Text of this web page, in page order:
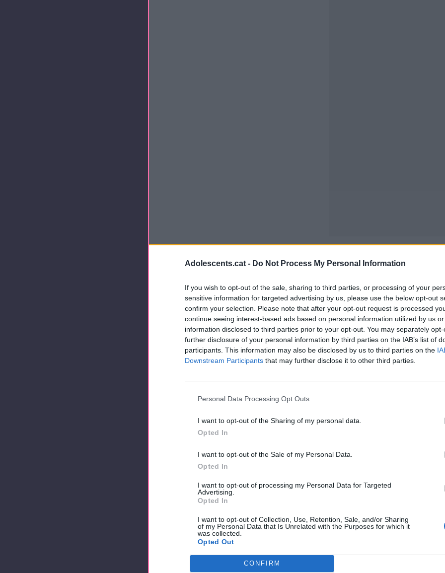
Adolescents.cat - Do Not Process My Personal Information
If you wish to opt-out of the sale, sharing to third parties, or processing of your
sensitive information for targeted advertising by us, please use the below opt-out
confirm your selection. Please note that after your opt-out request is processed
continue seeing interest-based ads based on personal information utilized by us
information disclosed to third parties prior to your opt-out. You may separately
further disclosure of your personal information by third parties on the IAB’s list of
participants. This information may also be disclosed by us to third parties on the
Downstream Participants that may further disclose it to other third parties.
Personal Data Processing Opt Outs
I want to opt-out of the Sharing of my personal data.
Opted In
I want to opt-out of the Sale of my Personal Data.
Opted In
I want to opt-out of processing my Personal Data for Targeted
Advertising.
Opted In
I want to opt-out of Collection, Use, Retention, Sale, and/or Sharing
of my Personal Data that Is Unrelated with the Purposes for which it
was collected.
Opted Out
CONFIRM
📅 Del 29 de setembre a l’11 de novembre 2025
El clàssic entre clàssics! Passatges del terror,
espectaculars i tota l’adrenalina de les atraccions més
descompte per viure el Halloween més intens de tots!